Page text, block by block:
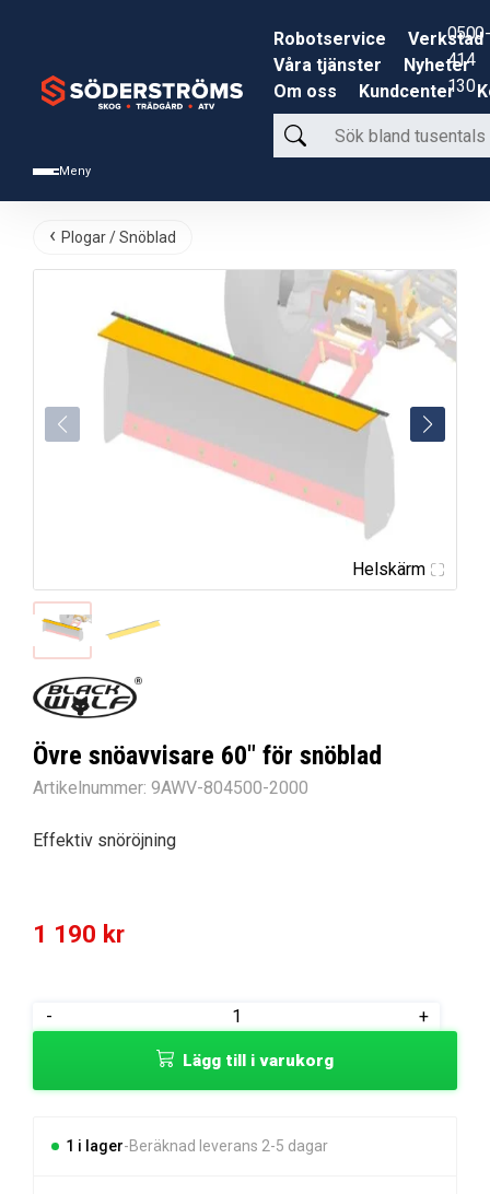
Meny
Robotservice
Verkstad
Våra tjänster
Nyheter
Om oss
Kundcenter
Sök
bland
produkter
0500-
414
130
Plogar / Snöblad
Helskärm
Övre snöavvisare 60″ för snöblad
Artikelnummer: 9AWV-804500-2000
Effektiv snöröjning
1 190 kr
-
Övre
snöavvisare
för
mängd
+
Lägg till i varukorg
1 i lager Beräknad leverans 2-5 dagar